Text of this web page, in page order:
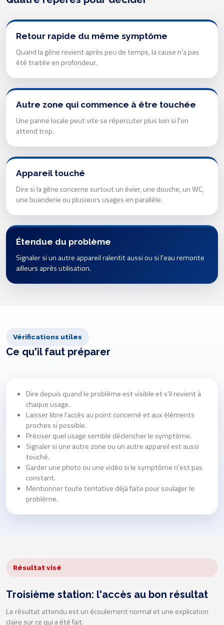
Retour rapide du même symptôme
Quand la gêne revient après peu de temps, la cause n'a pas
été traitée en profondeur.
Autre zone qui commence à être touchée
Une panne locale peut vite se répercuter plus loin si l'on
attend trop.
Appareil touché
Dire si la gêne concerne surtout un évier, une douche, un WC,
une buanderie ou plusieurs usages en parallèle.
Étendue du problème
Signaler si un autre appareil ralentit aussi ou si l'eau remonte
ailleurs après utilisation.
Vérifications utiles
Ce qu'il faut préparer
Dire depuis quand le problème est visible et s'il revient à
chaque usage.
Laisser libre l'accès au point concerné et aux éléments
proches si possible.
Préciser quel usage semble déclencher le symptôme.
Signaler si une autre zone ou un autre appareil est aussi
touché.
Garder une photo ou une vidéo si le symptôme n'est pas
constant.
Mentionner toute tentative déjà faite pour soulager le
problème.
Résultat visé
Troisième station: l'accès au bon résultat
Le résultat attendu est un écoulement normal et une explication
claire sur ce qui a été fait.